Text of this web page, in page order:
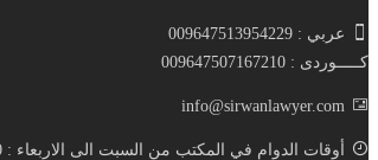
عربي : 009647513954229
كـــــوردى : 009647507167210
info@sirwanlawyer.com
أوقات الدوام في المكتب من السبت الى الاربعاء : 05:00 - 08:00 مساءً